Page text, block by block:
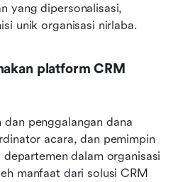
yang dipersonalisasi,
unik organisasi nirlaba.
platform CRM
penggalangan dana
acara, dan pemimpin
dalam organisasi
manfaat dari solusi CRM